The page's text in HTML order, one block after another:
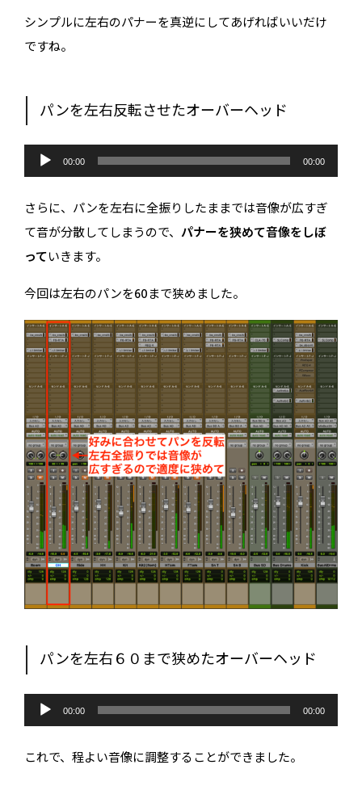
シンプルに左右のパナーを真逆にしてあげればいいだけ
ですね。
パンを左右反転させたオーバーヘッド
音
プ
ー
ヤ
00:00 00:00
さらに、パンを左右に全振りしたままでは音像が広すぎ
て音が分散してしまうので、パナーを狭めて音像をしぼ
っていきます。
今回は左右のパンを60まで狭めました。
パンを左右６０まで狭めたオーバーヘッド
音
プ
ヤ
00:00 00:00
これで、程よい音像に調整することができました。